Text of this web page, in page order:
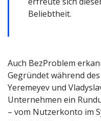
Beliebtheit.
Auch BezProblem
Gegründet während
Yeremeyev und
Unternehmen ein
– vom Nutzerkonto im